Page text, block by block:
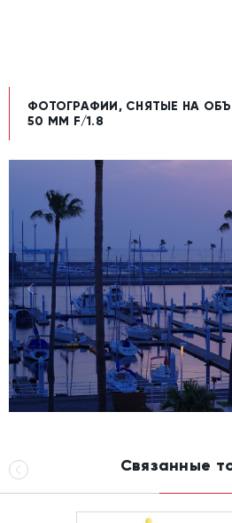
ФОТОГРАФИИ, СНЯТЫЕ НА
50 MM F/1.8
Связанные